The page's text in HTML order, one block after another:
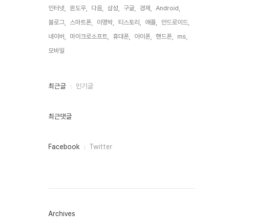
인터넷, 윈도우, 다음, 삼성, 구글, 경제,
Android,
블로그,
스마트폰, 이명박, 티스토리, 애플,
안드로이드,
네이버,
마이크로소프트, 휴대폰, 아이폰, 핸드폰,
ms,
모바일,
최
인
최근글 인기글
최근댓글
페
그
Facebook Twitter
Archives